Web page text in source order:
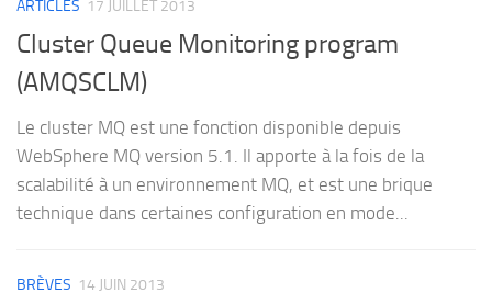
ARTICLES 17 JUILLET 2013
Cluster Queue Monitoring program
(AMQSCLM)
Le cluster MQ est une fonction disponible depuis
WebSphere MQ version 5.1. Il apporte à la fois de la
scalabilité à un environnement MQ, et est une brique
technique dans certaines configuration en mode...
BRÈVES 14 JUIN 2013